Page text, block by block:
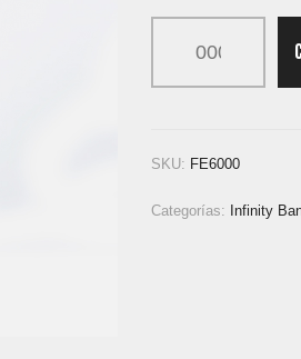
SKU: FE6000
Categorías: Infinity